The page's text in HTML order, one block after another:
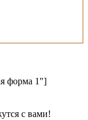
форма 1″]
с вами!